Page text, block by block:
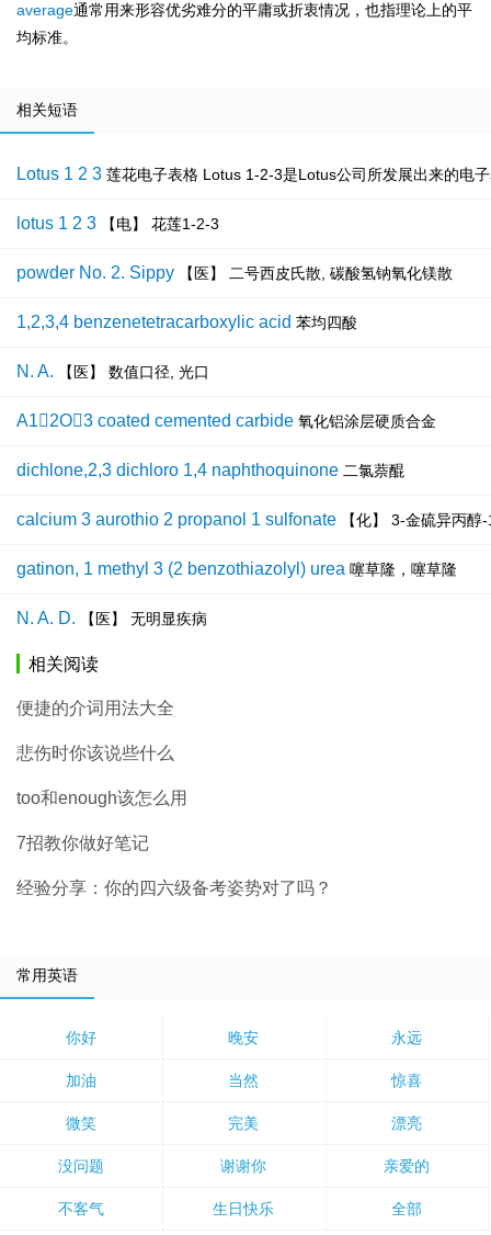
average通常用来形容优劣难分的平庸或折衷情况，也指理论上的平
均标准。
相关短语
Lotus 1 2 3 莲花电子表格 Lotus 1-2-3是Lotus公司所发展出来的电
lotus 1 2 3 【电】 花莲1-2-3
powder No. 2. Sippy 【医】 二号西皮氏散, 碳酸氢钠氧化镁散
1,2,3,4 benzenetetracarboxylic acid 苯均四酸
N. A. 【医】 数值口径, 光口
A12O3 coated cemented carbide 氧化铝涂层硬质合金
dichlone,2,3 dichloro 1,4 naphthoquinone 二氯萘醌
calcium 3 aurothio 2 propanol 1 sulfonate 【化】 3-金硫异丙醇
gatinon, 1 methyl 3 (2 benzothiazolyl) urea 噻草隆，噻草隆
N. A. D. 【医】 无明显疾病
相关阅读
便捷的介词用法大全
悲伤时你该说些什么
too和enough该怎么用
7招教你做好笔记
经验分享：你的四六级备考姿势对了吗？
常用英语
你好 晚安 永远
加油 当然 惊喜
微笑 完美 漂亮
没问题 谢谢你 亲爱的
不客气 生日快乐 全部